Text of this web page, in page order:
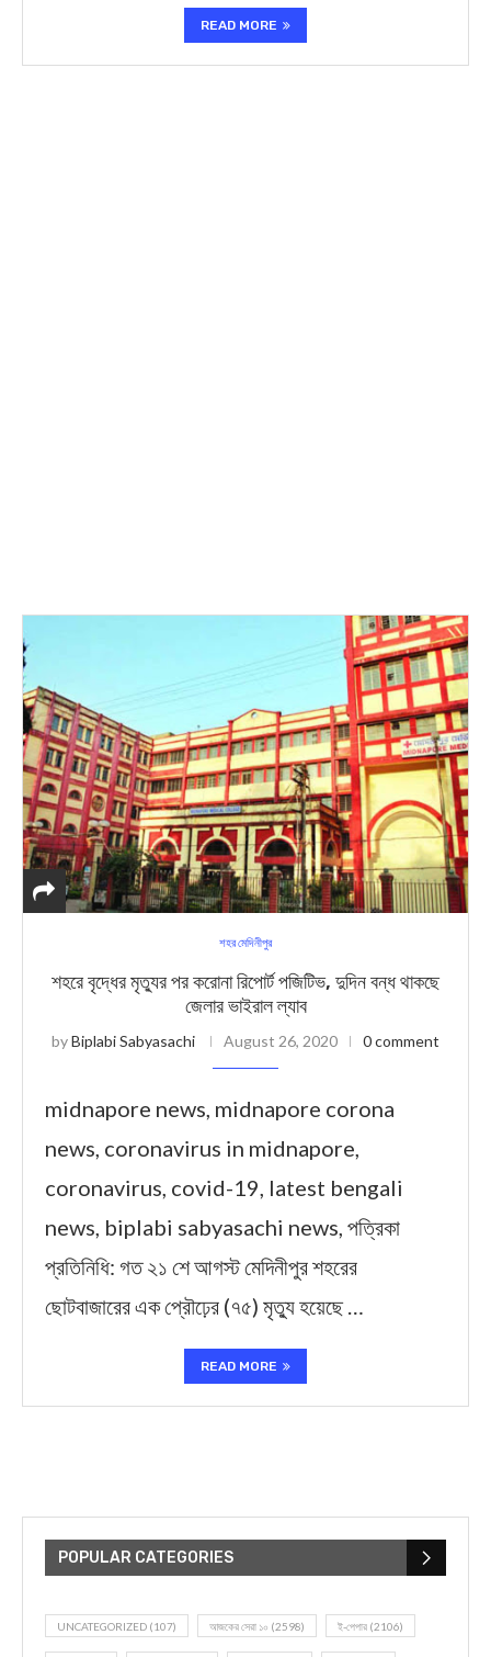
READ MORE
শহর মেদিনীপুর
শহরে বৃদ্ধের মৃত্যুর পর করোনা রিপোর্ট পজিটিভ, দুদিন বন্ধ থাকছে
জেলার ভাইরাল ল্যাব
byBiplabi Sabyasachi August 26, 2020 0 comment
midnapore news, midnapore corona
news, coronavirus in midnapore,
coronavirus, covid-19, latest bengali
news, biplabi sabyasachi news, পত্রিকা
প্রতিনিধি: গত ২১ শে আগস্ট মেদিনীপুর শহরের
ছোটবাজারের এক প্রৌঢ়ের (৭৫) মৃত্যু হয়েছে …
READ MORE
POPULAR CATEGORIES
UNCATEGORIZED (107) আজকের সেরা ১০ (2598) ই-পেপার (2106)